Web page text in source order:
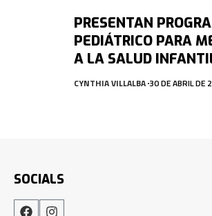
PRESENTAN
PEDIÁTRICO PARA
A LA SALUD
CYNTHIA VILLALBA 30 DE ABRIL DE
SOCIALS